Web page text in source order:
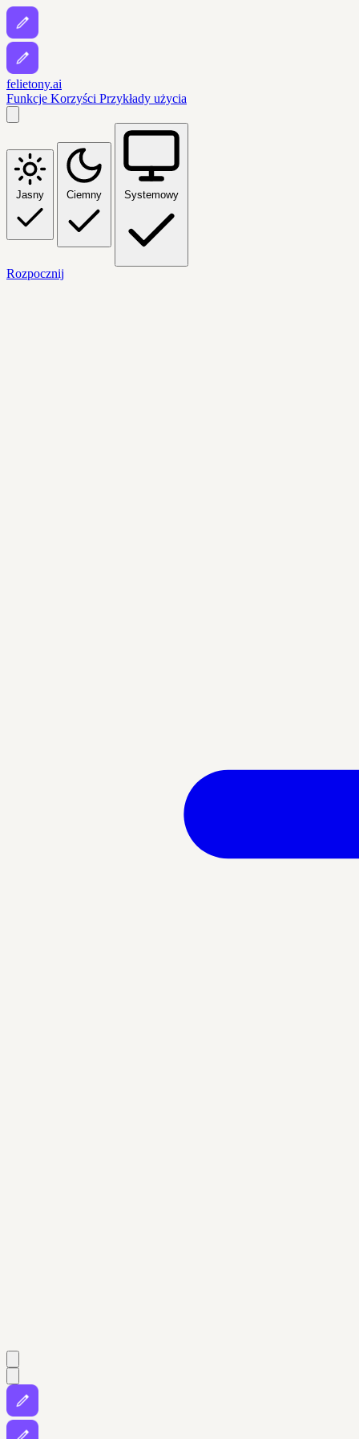
felietony.ai
Funkcje Korzyści Przykłady użycia
Jasny Ciemny Systemowy
Rozpocznij